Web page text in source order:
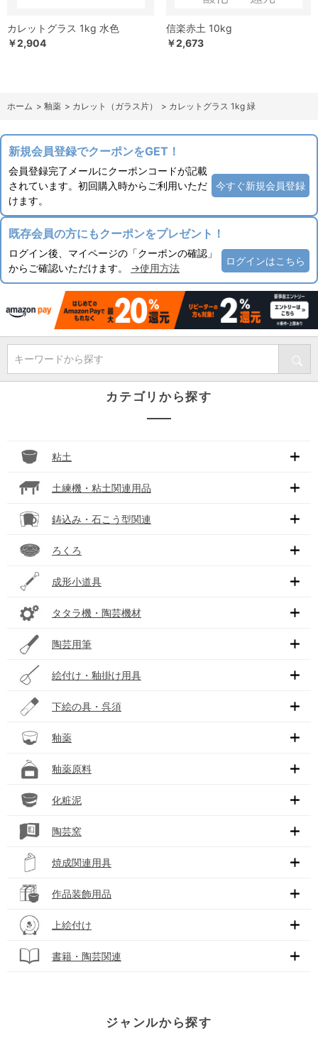
カレットグラス 1kg 水色
￥2,904
信楽赤土 10kg
￥2,673
ホーム > 釉薬 > カレット（ガラス片） > カレットグラス 1kg 緑
新規会員登録でクーポンをGET！
会員登録完了メールにクーポンコードが記載
されています。初回購入時からご利用いただ
けます。
今すぐ新規会員登録
既存会員の方にもクーポンをプレゼント！
ログイン後、マイページの「クーポンの確認」
からご確認いただけます。 →使用方法
ログインはこちら
キーワードから探す
カテゴリから探す
粘土
土練機・粘土関連用品
鋳込み・石こう型関連
ろくろ
成形小道具
タタラ機・陶芸機材
陶芸用筆
絵付け・釉掛け用具
下絵の具・呉須
釉薬
釉薬原料
化粧泥
陶芸窯
焼成関連用具
作品装飾用品
上絵付け
書籍・陶芸関連
ジャンルから探す